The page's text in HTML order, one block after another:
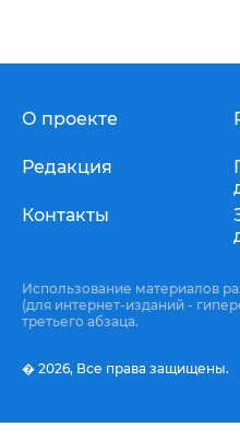
О проекте
Редакция
Контакты
Использование материалов
(для интернет-изданий -
третьего абзаца.
� 2026, Все права защищены.